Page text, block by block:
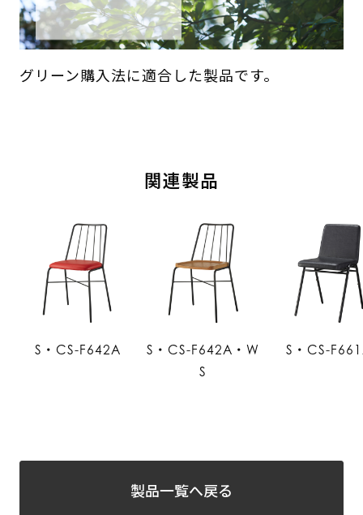
グリーン購入法に適合した製品です。
関連製品
S・CS-F642A
S・CS-F642A・W
S
S・CS-
製品一覧へ戻る